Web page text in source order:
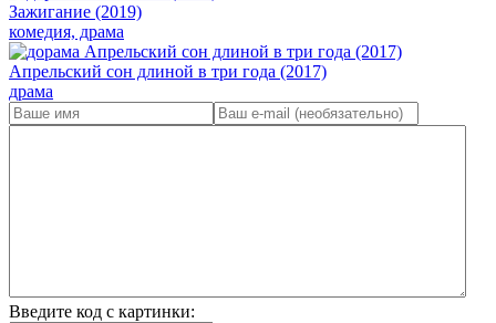
Зажигание (2019)
комедия, драма
Апрельский сон длиной в три года (2017)
драма
Введите код с картинки: